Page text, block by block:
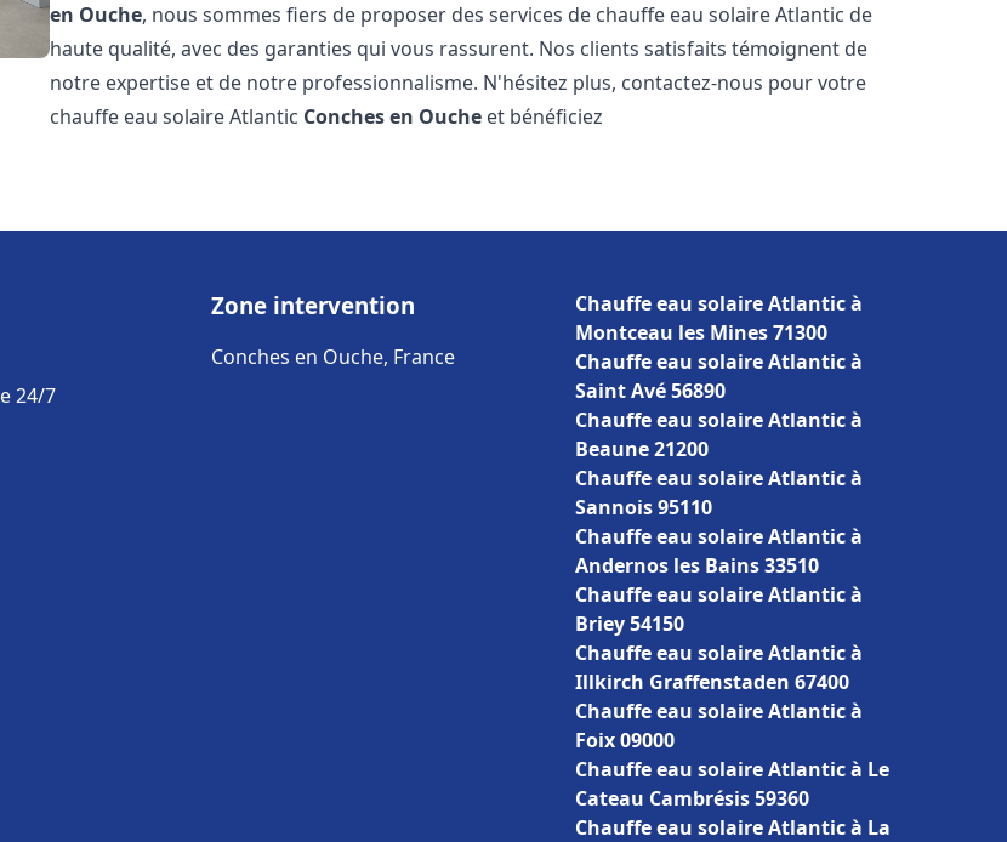
en Ouche, nous sommes fiers de proposer des services de chauffe eau solaire Atlantic de
haute qualité, avec des garanties qui vous rassurent. Nos clients satisfaits témoignent de
notre expertise et de notre professionnalisme. N'hésitez plus, contactez-nous pour votre
chauffe eau solaire Atlantic Conches en Ouche et bénéficiez
24/7
Zone intervention
Conches en Ouche, France
Chauffe eau solaire Atlantic à
Montceau les Mines 71300
Chauffe eau solaire Atlantic à
Saint Avé 56890
Chauffe eau solaire Atlantic à
Beaune 21200
Chauffe eau solaire Atlantic à
Sannois 95110
Chauffe eau solaire Atlantic à
Andernos les Bains 33510
Chauffe eau solaire Atlantic à
Briey 54150
Chauffe eau solaire Atlantic à
Illkirch Graffenstaden 67400
Chauffe eau solaire Atlantic à
Foix 09000
Chauffe eau solaire Atlantic à Le
Cateau Cambrésis 59360
Chauffe eau solaire Atlantic à La